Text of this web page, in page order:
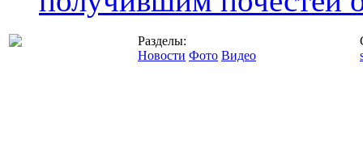
Разделы:
Новости Фото Видео